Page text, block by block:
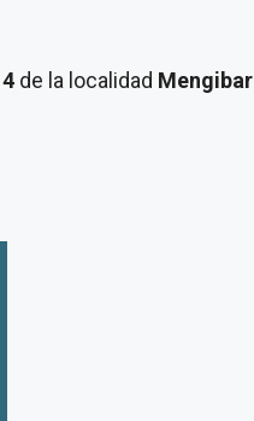
de la localidad Mengibar